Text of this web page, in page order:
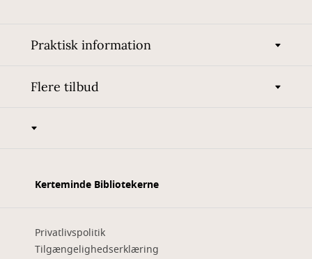
Praktisk information
Flere tilbud
Kerteminde Bibliotekerne
Privatlivspolitik
Tilgængelighedserklæring